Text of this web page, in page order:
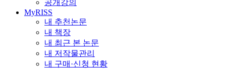
공개강의
MyRISS
내 추천논문
내 책장
내 최근 본 논문
내 저작물관리
내 구매·신청 현황